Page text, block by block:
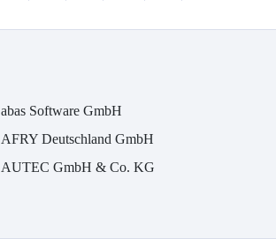
abas Software GmbH
AFRY Deutschland GmbH
AUTEC GmbH & Co. KG